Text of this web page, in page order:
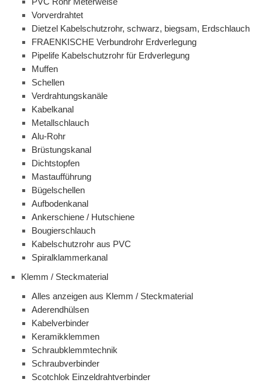
Vorverdrahtet
Dietzel Kabelschutzrohr, schwarz, biegsam, Erdschlauch
FRAENKISCHE Verbundrohr Erdverlegung
Pipelife Kabelschutzrohr für Erdverlegung
Muffen
Schellen
Verdrahtungskanäle
Kabelkanal
Metallschlauch
Alu-Rohr
Brüstungskanal
Dichtstopfen
Mastaufführung
Bügelschellen
Aufbodenkanal
Ankerschiene / Hutschiene
Bougierschlauch
Kabelschutzrohr aus PVC
Spiralklammerkanal
Klemm / Steckmaterial
Alles anzeigen aus Klemm / Steckmaterial
Aderendhülsen
Kabelverbinder
Keramikklemmen
Schraubklemmtechnik
Schraubverbinder
Scotchlok Einzeldrahtverbinder